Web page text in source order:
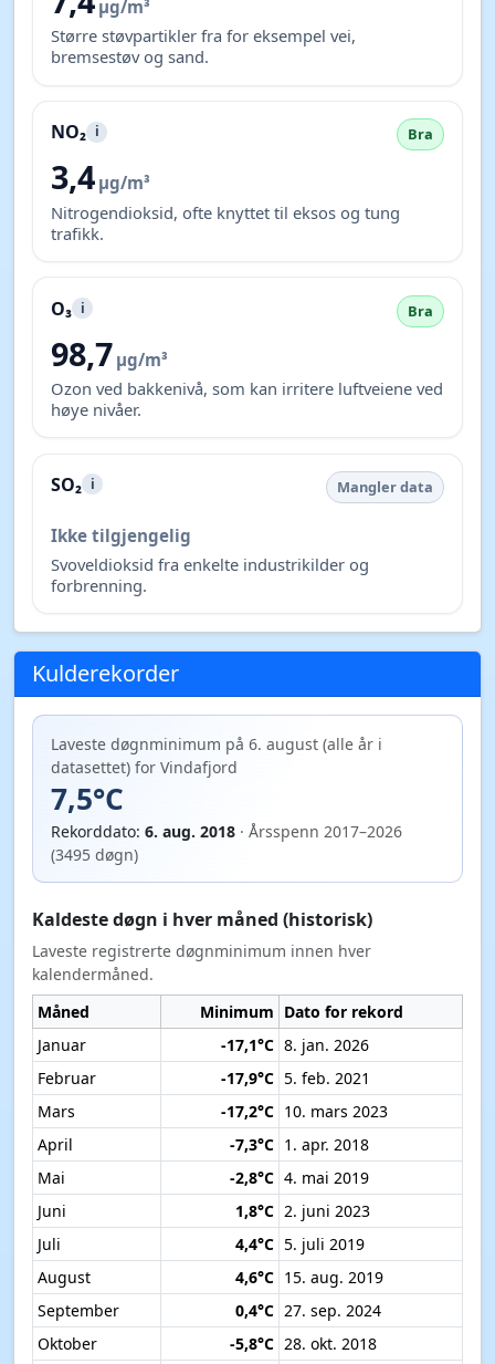
µg/m³
Større støvpartikler fra for eksempel vei,
bremsestøv og sand.
NO₂ i Bra
3,4 µg/m³
Nitrogendioksid, ofte knyttet til eksos og tung
trafikk.
O₃ i Bra
98,7 µg/m³
Ozon ved bakkenivå, som kan irritere luftveiene ved
høye nivåer.
SO₂ i Mangler data
Ikke tilgjengelig
Svoveldioksid fra enkelte industrikilder og
forbrenning.
Kulderekorder
Laveste døgnminimum på 6. august (alle år i
datasettet) for Vindafjord
7,5°C
Rekorddato: 6. aug. 2018 · Årsspenn 2017–2026
(3495 døgn)
Kaldeste døgn i hver måned (historisk)
Laveste registrerte døgnminimum innen hver
kalendermåned.
Måned
Minimum Dato for rekord
Januar
-17,1°C 8. jan. 2026
Februar
-17,9°C 5. feb. 2021
Mars
-17,2°C 10. mars 2023
April
-7,3°C 1. apr. 2018
Mai
-2,8°C 4. mai 2019
Juni
1,8°C 2. juni 2023
Juli
4,4°C 5. juli 2019
August
4,6°C 15. aug. 2019
September
0,4°C 27. sep. 2024
Oktober
-5,8°C 28. okt. 2018